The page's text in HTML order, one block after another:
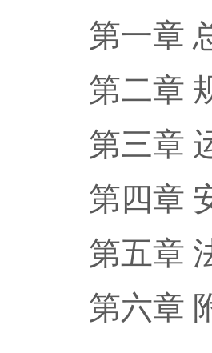
第一章
第二章
第三章
第四章
第五章
第六章